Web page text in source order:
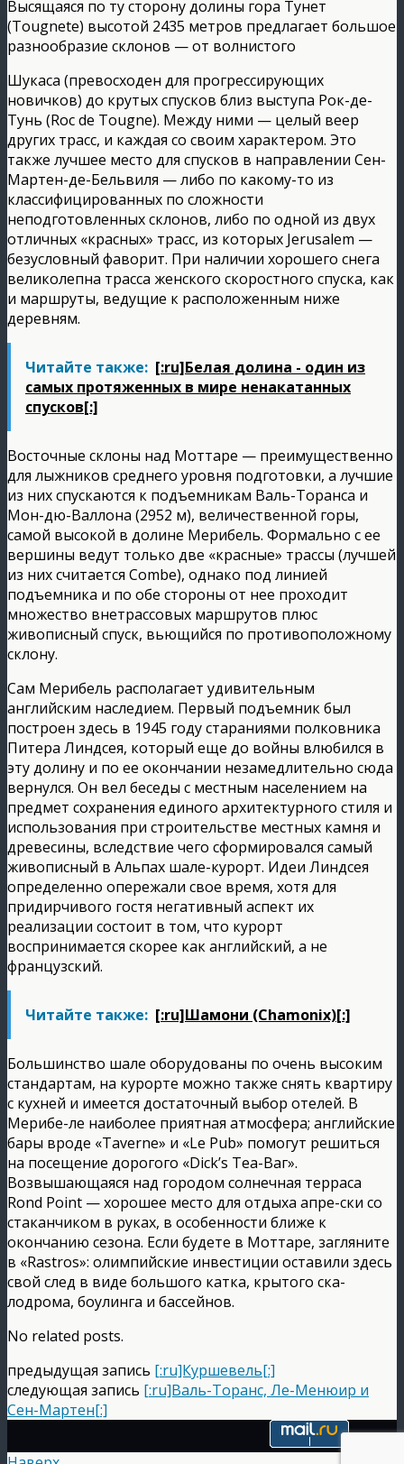
Высящаяся по ту сторону долины гора Тунет
(Tougnete) высотой 2435 метров предлагает большое
разнообразие склонов — от волнистого
Шукаса (превосходен для прогрессирующих
новичков) до крутых спусков близ выступа Рок-де-
Тунь (Roc de Tougne). Между ними — целый веер
других трасс, и каждая со своим характером. Это
также лучшее место для спусков в направлении Сен-
Мартен-де-Бельвиля — либо по какому-то из
классифицированных по сложности
неподготовленных склонов, либо по одной из двух
отличных «красных» трасс, из которых Jerusalem —
безусловный фаворит. При наличии хорошего снега
великолепна трасса женского скоростного спуска, как
и маршруты, ведущие к расположенным ниже
деревням.
Читайте также: [:ru]Белая долина - один из
самых протяженных в мире ненакатанных
спусков[:]
Восточные склоны над Моттаре — преимущественно
для лыжников среднего уровня подготовки, а лучшие
из них спускаются к подъемникам Валь-Торанса и
Мон-дю-Валлона (2952 м), величественной горы,
самой высокой в долине Мерибель. Формально с ее
вершины ведут только две «красные» трассы (лучшей
из них считается Combe), однако под линией
подъемника и по обе стороны от нее проходит
множество внетрассовых маршрутов плюс
живописный спуск, вьющийся по противоположному
склону.
Сам Мерибель располагает удивительным
английским наследием. Первый подъемник был
построен здесь в 1945 году стараниями полковника
Питера Линдсея, который еще до войны влюбился в
эту долину и по ее окончании незамедлительно сюда
вернулся. Он вел беседы с местным населением на
предмет сохранения единого архитектурного стиля и
использования при строительстве местных камня и
древесины, вследствие чего сформировался самый
живописный в Альпах шале-курорт. Идеи Линдсея
определенно опережали свое время, хотя для
придирчивого гостя негативный аспект их
реализации состоит в том, что курорт
воспринимается скорее как английский, а не
французский.
Читайте также: [:ru]Шамони (Chamonix)[:]
Большинство шале оборудованы по очень высоким
стандартам, на курорте можно также снять квартиру
с кухней и имеется достаточный выбор отелей. В
Мерибе-ле наиболее приятная атмосфера; английские
бары вроде «Taverne» и «Le Pub» помогут решиться
на посещение дорогого «Dick’s Tea-Ваг».
Возвышающаяся над городом солнечная терраса
Rond Point — хорошее место для отдыха апре-ски со
стаканчиком в руках, в особенности ближе к
окончанию сезона. Если будете в Моттаре, загляните
в «Rastros»: олимпийские инвестиции оставили здесь
свой след в виде большого катка, крытого ска-
лодрома, боулинга и бассейнов.
No related posts.
предыдущая запись [:ru]Куршевель[:]
следующая запись [:ru]Валь-Торанс, Ле-Менюир и
Сен-Мартен[:]